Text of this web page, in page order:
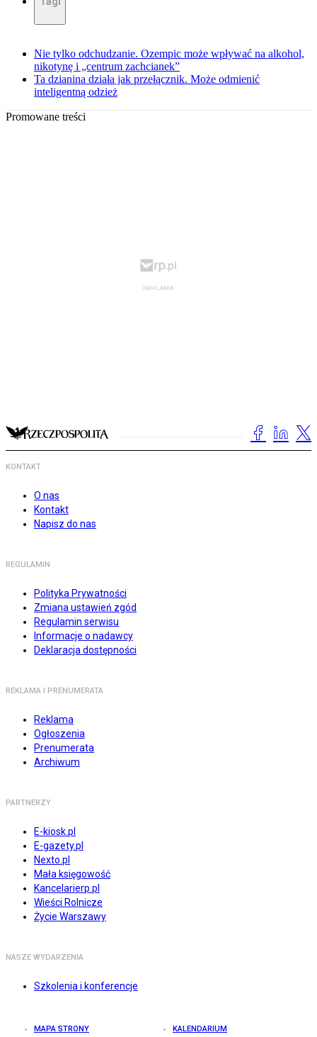
Nie tylko odchudzanie. Ozempic może wpływać na alkohol,
nikotynę i „centrum zachcianek”
Ta dzianina działa jak przełącznik. Może odmienić
inteligentną odzież
Promowane treści
KONTAKT
O nas
Kontakt
Napisz do nas
REGULAMIN
Polityka Prywatności
Zmiana ustawień zgód
Regulamin serwisu
Informacje o nadawcy
Deklaracja dostępności
REKLAMA I PRENUMERATA
Reklama
Ogłoszenia
Prenumerata
Archiwum
PARTNERZY
E-kiosk.pl
E-gazety.pl
Nexto.pl
Mała księgowość
Kancelarierp.pl
Wieści Rolnicze
Życie Warszawy
NASZE WYDARZENIA
Szkolenia i konferencje
MAPA STRONY KALENDARIUM